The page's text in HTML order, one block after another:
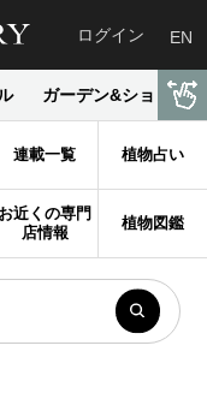
ログイン EN
ガーデン&ショップ
連載一覧 植物占い
お近くの専門
店情報
植物図鑑